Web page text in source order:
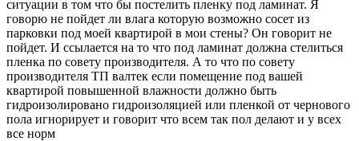
ситуации в том что бы постелить пленку под ламинат. Я
говорю не пойдет ли влага которую возможно сосет из
парковки под моей квартирой в мои стены? Он говорит не
пойдет. И ссылается на то что под ламинат должна стелиться
пленка по совету производителя. А то что по совету
производителя ТП валтек если помещение под вашей
квартирой повышенной влажности должно быть
гидроизолировано гидроизоляцией или пленкой от чернового
пола игнорирует и говорит что всем так пол делают и у всех
все норм